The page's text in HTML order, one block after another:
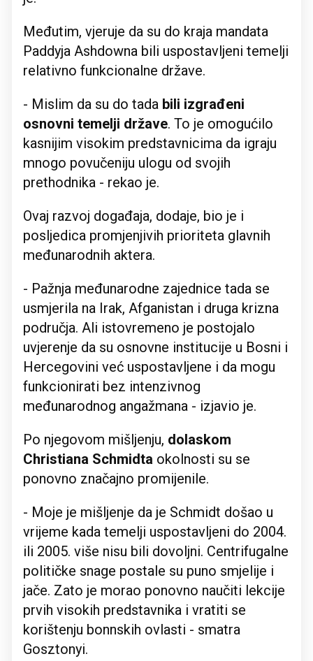
Međutim, vjeruje da su do kraja mandata
Paddyja Ashdowna bili uspostavljeni temelji
relativno funkcionalne države.
- Mislim da su do tada bili izgrađeni
osnovni temelji države. To je omogućilo
kasnijim visokim predstavnicima da igraju
mnogo povučeniju ulogu od svojih
prethodnika - rekao je.
Ovaj razvoj događaja, dodaje, bio je i
posljedica promjenjivih prioriteta glavnih
međunarodnih aktera.
- Pažnja međunarodne zajednice tada se
usmjerila na Irak, Afganistan i druga krizna
područja. Ali istovremeno je postojalo
uvjerenje da su osnovne institucije u Bosni i
Hercegovini već uspostavljene i da mogu
funkcionirati bez intenzivnog
međunarodnog angažmana - izjavio je.
Po njegovom mišljenju, dolaskom
Christiana Schmidta okolnosti su se
ponovno značajno promijenile.
- Moje je mišljenje da je Schmidt došao u
vrijeme kada temelji uspostavljeni do 2004.
ili 2005. više nisu bili dovoljni. Centrifugalne
političke snage postale su puno smjelije i
jače. Zato je morao ponovno naučiti lekcije
prvih visokih predstavnika i vratiti se
korištenju bonnskih ovlasti - smatra
Gosztonyi.